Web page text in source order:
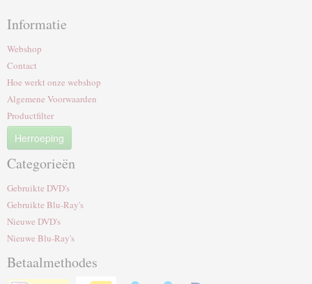
Informatie
Webshop
Contact
Hoe werkt onze webshop
Algemene Voorwaarden
Productfilter
Herroeping
Categorieën
Gebruikte DVD's
Gebruikte Blu-Ray's
Nieuwe DVD's
Nieuwe Blu-Ray's
Betaalmethodes